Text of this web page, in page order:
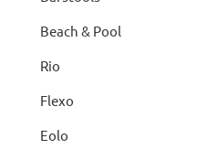
Beach & Pool
Rio
Flexo
Eolo